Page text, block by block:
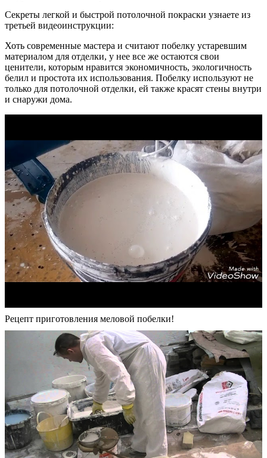
Секреты легкой и быстрой потолочной покраски узнаете из
третьей видеоинструкции:
Хоть современные мастера и считают побелку устаревшим
материалом для отделки, у нее все же остаются свои
ценители, которым нравится экономичность, экологичность
белил и простота их использования. Побелку используют не
только для потолочной отделки, ей также красят стены внутри
и снаружи дома.
Рецепт приготовления меловой побелки!